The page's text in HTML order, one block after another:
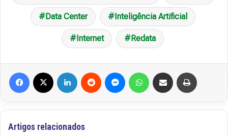
Data Center Inteligência Artificial
Internet Redata
Facebook Linkedin Reddit MessengerWhatsAppCompartilhar via e-mail
Artigos relacionados